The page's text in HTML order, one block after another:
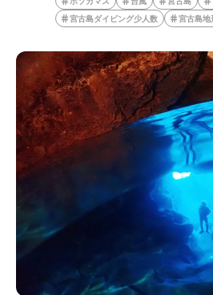
宮古島ダイビング少人数
宮古島地